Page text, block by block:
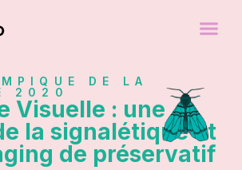
DE LA
2020
Visuelle : une
la signalétique et
de préservatif